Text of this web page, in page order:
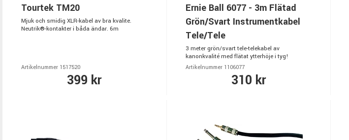
Tourtek TM20
Mjuk och smidig XLR-kabel av bra kvalite.
Neutrik®-kontakter i båda ändar. 6m
Artikelnummer 1517520
399 kr
Ernie Ball 6077 - 3m Flätad
Grön/Svart Instrumentkabel
Tele/Tele
3 meter grön/svart tele-telekabel av
kanonkvalité med flätat ytterhöje i tyg!
Artikelnummer 1106077
310 kr